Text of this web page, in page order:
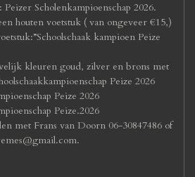
Scholenkampioenschap 2026.
houten voetstuk ( van ongeveer €15,)
kampioen Peize
kleuren goud, zilver en brons met
Peize 2026
Peize 2026
Peize.2026
met Frans van Doorn 06-30847486 of